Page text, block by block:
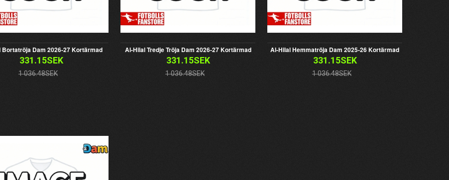
Bortatröja Dam 2026-27 Kortärmad
331.15SEK
1 036.48SEK
Al-Hilal Tredje Tröja Dam 2026-27 Kortärmad
331.15SEK
1 036.48SEK
Al-Hilal Hemmatröja Dam 2025-26 Kortärmad
331.15SEK
1 036.48SEK